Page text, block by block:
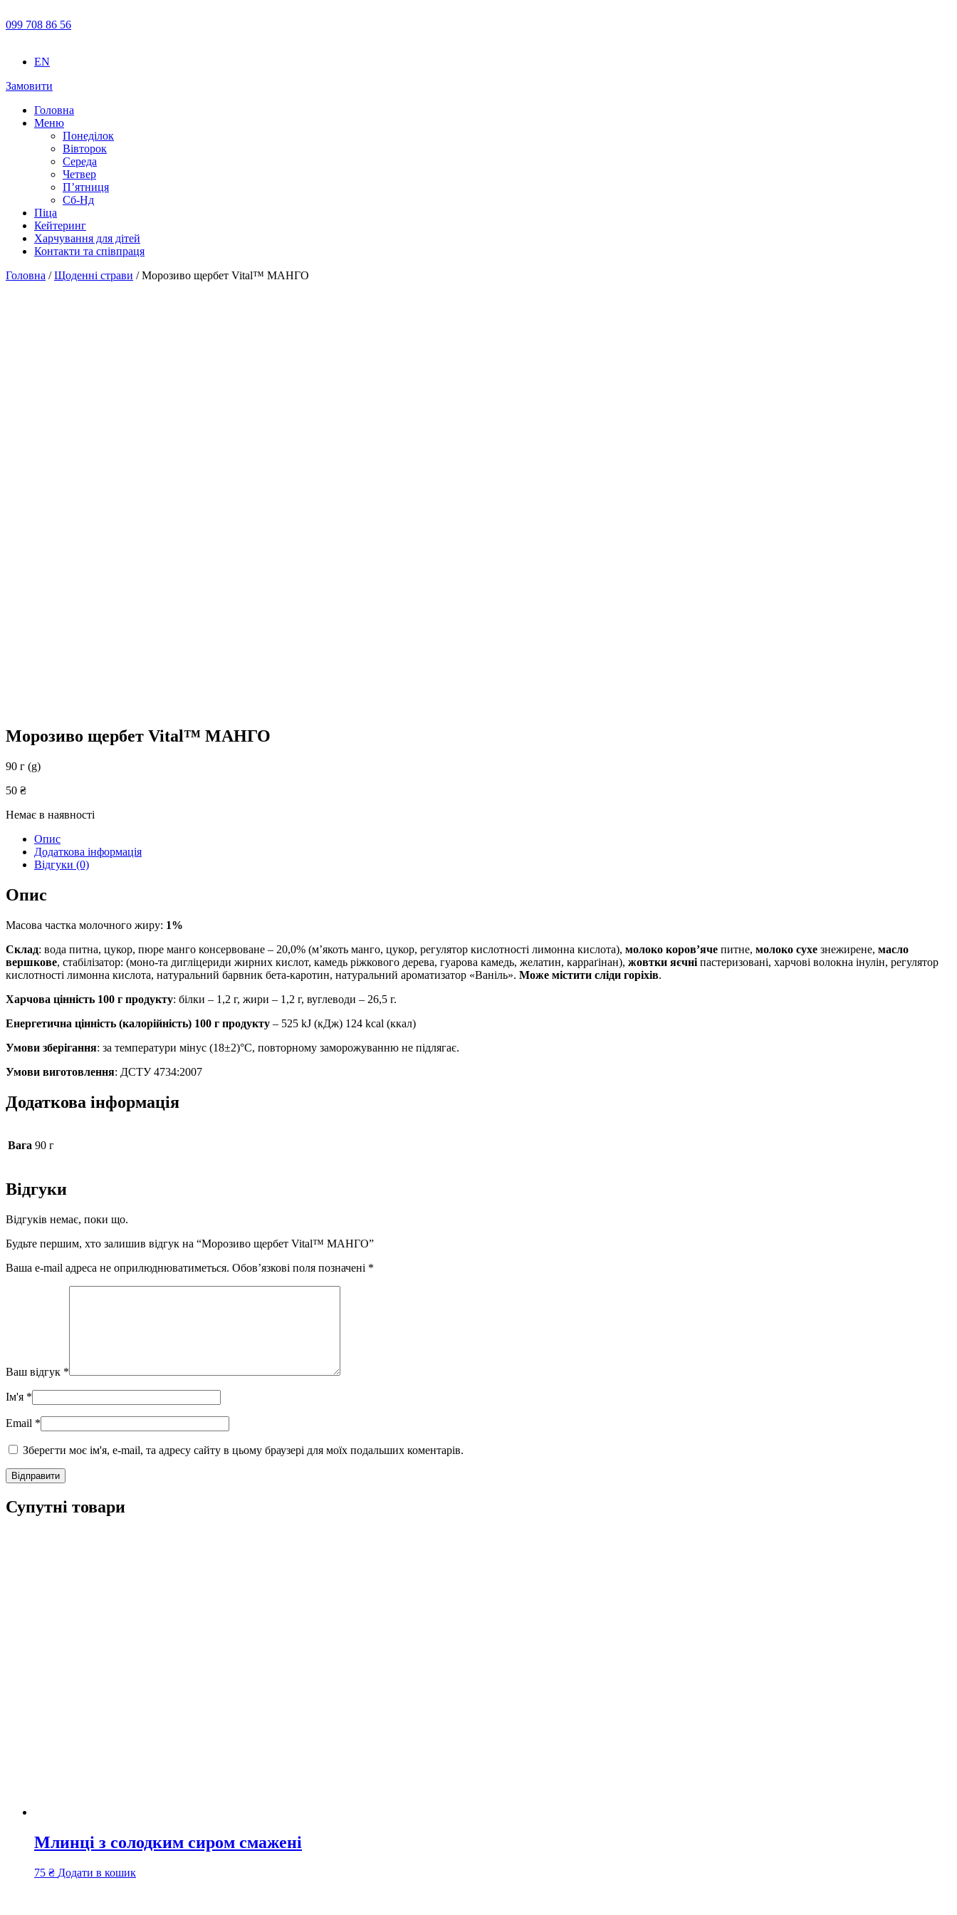
099 708 86 56
EN
Замовити
Головна
Меню
Понеділок
Вівторок
Середа
Четвер
П’ятниця
Сб-Нд
Піца
Кейтеринг
Харчування для дітей
Контакти та співпраця
Головна /Щоденні страви / Морозиво щербет Vital™ МАНГО
Морозиво щербет Vital™ МАНГО
90 г (g)
50 ₴
Немає в наявності
Опис
Додаткова інформація
Відгуки (0)
Опис
Масова частка молочного жиру: 1%
Склад: вода питна, цукор, пюре манго консервоване – 20,0% (м’якоть манго, цукор, регулятор кислотності лимонна кислота), молоко коров’яче питне, молоко сухе знежирене, масло
вершкове, стабілізатор: (моно-та дигліцериди жирних кислот, камедь ріжкового дерева, гуарова камедь, желатин, карраґінан), жовтки яєчні пастеризовані, харчові волокна інулін, регулятор
кислотності лимонна кислота, натуральний барвник бета-каротин, натуральний ароматизатор «Ваніль». Може містити сліди горіхів.
Харчова цінність 100 г продукту: білки – 1,2 г, жири – 1,2 г, вуглеводи – 26,5 г.
Енергетична цінність (калорійність) 100 г продукту – 525 kJ (кДж) 124 kcal (ккал)
Умови зберігання: за температури мінус (18±2)°С, повторному заморожуванню не підлягає.
Умови виготовлення: ДСТУ 4734:2007
Додаткова інформація
Вага 90 г
Відгуки
Відгуків немає, поки що.
Будьте першим, хто залишив відгук на “Морозиво щербет Vital™ МАНГО”
Ваша e-mail адреса не оприлюднюватиметься. Обов’язкові поля позначені *
Ваш відгук *
Ім'я *
Email *
Зберегти моє ім'я, e-mail, та адресу сайту в цьому браузері для моїх подальших коментарів.
Супутні товари
Млинці з солодким сиром смажені
75 ₴ Додати в кошик